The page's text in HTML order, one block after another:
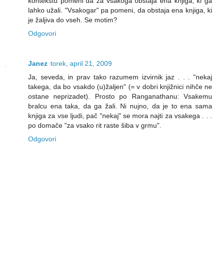
lahko užali. "Vsakogar" pa pomeni, da obstaja ena knjiga, ki
je žaljiva do vseh. Se motim?
Odgovori
Janez torek, april 21, 2009
Ja, seveda, in prav tako razumem izvirnik jaz . . . "nekaj
takega, da bo vsakdo (u)žaljen" (= v dobri knjižnici nihče ne
ostane neprizadet). Prosto po Ranganathanu: Vsakemu
bralcu ena taka, da ga žali. Ni nujno, da je to ena sama
knjiga za vse ljudi, pač "nekaj" se mora najti za vsakega . . .
po domače "za vsako rit raste šiba v grmu".
Odgovori